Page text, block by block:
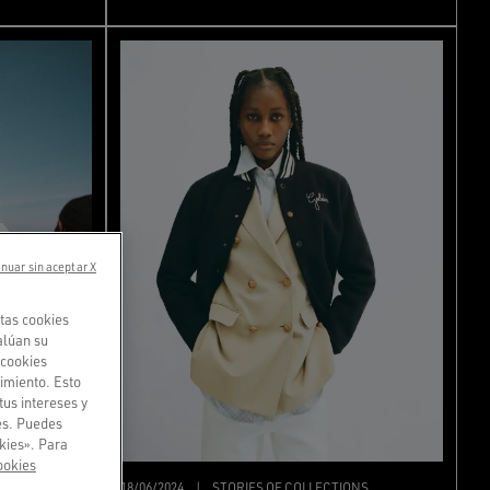
cookies
su
Esto
intereses y
Puedes
Para
sin aceptar X